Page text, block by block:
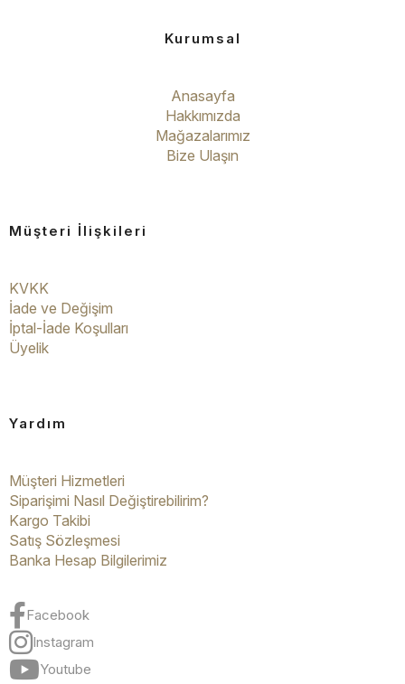
Kurumsal
Anasayfa
Hakkımızda
Mağazalarımız
Bize Ulaşın
Müşteri İlişkileri
KVKK
İade ve Değişim
İptal-İade Koşulları
Üyelik
Yardım
Müşteri Hizmetleri
Siparişimi Nasıl Değiştirebilirim?
Kargo Takibi
Satış Sözleşmesi
Banka Hesap Bilgilerimiz
Facebook
Instagram
Youtube